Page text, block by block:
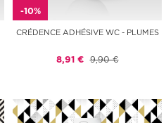
-10%
CRÉDENCE ADHÉSIVE WC - PLUMES
8,91 € 9,90 €